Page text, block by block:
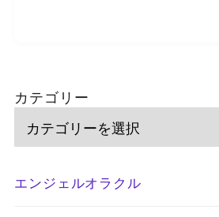
カテゴリー
エンジェルオラクル